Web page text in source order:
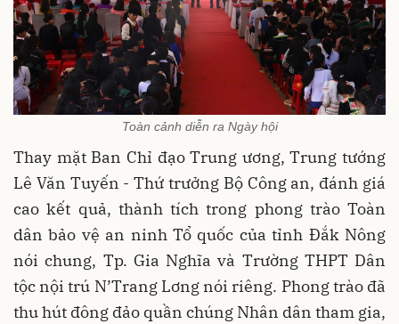
Toàn cảnh diễn ra Ngày hội
Thay mặt Ban Chỉ đạo Trung ương, Trung tướng
Lê Văn Tuyến - Thứ trưởng Bộ Công an, đánh giá
cao kết quả, thành tích trong phong trào Toàn
dân bảo vệ an ninh Tổ quốc của tỉnh Đắk Nông
nói chung, Tp. Gia Nghĩa và Trường THPT Dân
tộc nội trú N’Trang Lơng nói riêng. Phong trào đã
thu hút đông đảo quần chúng Nhân dân tham gia,